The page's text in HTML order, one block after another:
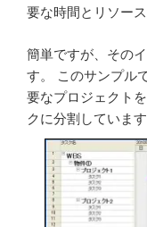
要な時間とリソー
簡単ですが、その
す。 このサンプル
要なプロジェクト
クに分割しています